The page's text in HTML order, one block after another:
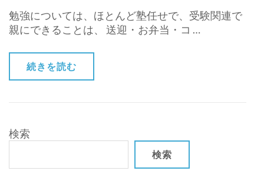
受
験
勉強については、ほとんど塾任せで、受験関連で
親にできることは、 送迎・お弁当・コ …
続きを読む
検索
検索